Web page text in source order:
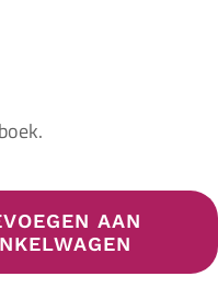
AAN